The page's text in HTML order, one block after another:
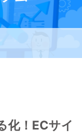
化！ECサイ